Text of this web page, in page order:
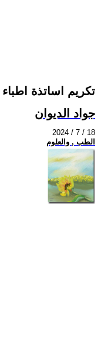
تكريم اساتذة اطباء
جواد الديوان
2024 / 7 / 18
الطب , والعلوم